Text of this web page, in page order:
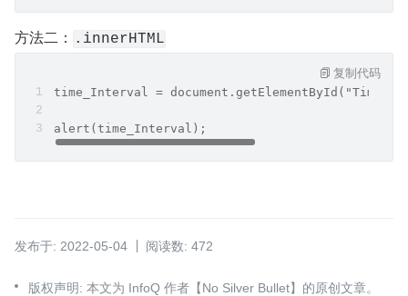
方法二： .innerHTML
time_Interval =
alert(time_Interval);
复制代码
发布于: 2022-05-04 阅读数: 472
版权声明: 本文为 InfoQ 作者【No Silver Bullet】的原创文章。